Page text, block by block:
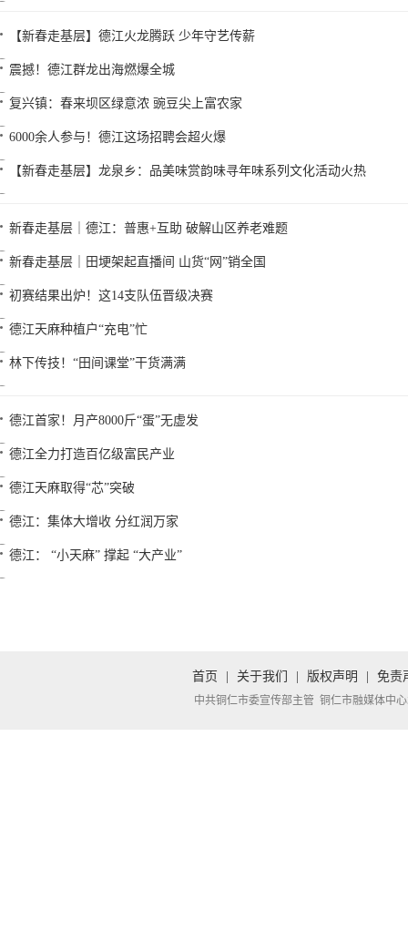
【新春走基层】德江火龙腾跃 少年守艺传薪
震撼！德江群龙出海燃爆全城
复兴镇：春来坝区绿意浓 豌豆尖上富农家
6000余人参与！德江这场招聘会超火爆
【新春走基层】龙泉乡：品美味赏韵味寻年味系列文化活动火热
新春走基层｜德江：普惠+互助 破解山区养老难题
新春走基层｜田埂架起直播间 山货“网”销全国
初赛结果出炉！这14支队伍晋级决赛
德江天麻种植户“充电”忙
林下传技！“田间课堂”干货满满
德江首家！月产8000斤“蛋”无虚发
德江全力打造百亿级富民产业
德江天麻取得“芯”突破
德江：集体大增收 分红润万家
德江： “小天麻” 撑起 “大产业”
首页 关于我们 版权声明 免责
中共铜仁市委宣传部主管 铜仁市融媒体中心